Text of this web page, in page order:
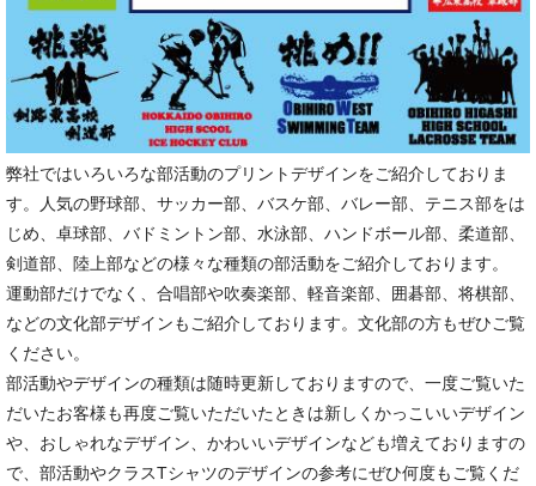
弊社ではいろいろな部活動のプリントデザインをご紹介しておりま
す。人気の野球部、サッカー部、バスケ部、バレー部、テニス部をは
じめ、卓球部、バドミントン部、水泳部、ハンドボール部、柔道部、
剣道部、陸上部などの様々な種類の部活動をご紹介しております。
運動部だけでなく、合唱部や吹奏楽部、軽音楽部、囲碁部、将棋部、
などの文化部デザインもご紹介しております。文化部の方もぜひご覧
ください。
部活動やデザインの種類は随時更新しておりますので、一度ご覧いた
だいたお客様も再度ご覧いただいたときは新しくかっこいいデザイン
や、おしゃれなデザイン、かわいいデザインなども増えておりますの
で、部活動やクラスTシャツのデザインの参考にぜひ何度もご覧くだ